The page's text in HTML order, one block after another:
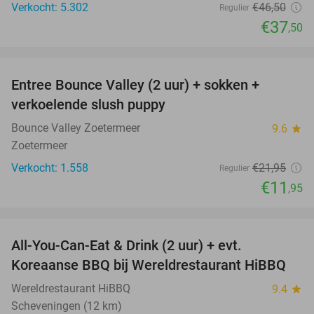
Verkocht: 5.302
Regulier €46,50
€37,50
Entree Bounce Valley (2 uur) + sokken +
verkoelende slush puppy
Bounce Valley Zoetermeer 9.6 star
Zoetermeer
Verkocht: 1.558
Regulier €21,95
€11 ,95
All-You-Can-Eat & Drink (2 uur) + evt.
Koreaanse BBQ bij Wereldrestaurant HiBBQ
Wereldrestaurant HiBBQ 9.4 star
Scheveningen (12 km)